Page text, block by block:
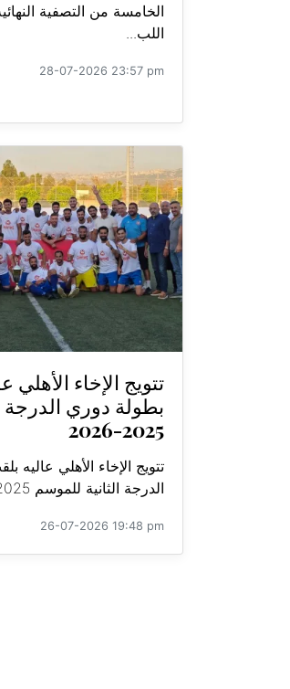
الخامسة من التصفية
اللب...
28-07-2026 23:57 pm
تتويج الإخاء الأهلي
بطولة دوري الدرجة
2025-2026
تتويج الإخاء الأهلي عاليه
الدرجة الثانية للموسم 2025-2026 ...
26-07-2026 19:48 pm